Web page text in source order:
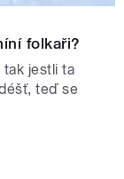
folkaři?
jestli ta
teď se